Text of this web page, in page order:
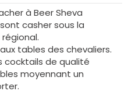
à Beer Sheva
casher sous la
tables des chevaliers.
cocktails de qualité
moyennant un
ne sont pas vendues au